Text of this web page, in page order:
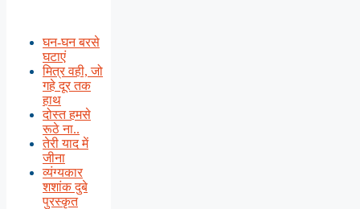
घन-घन बरसे
घटाएं
मित्र वही, जो
गहे दूर तक
हाथ
दोस्त हमसे
रूठे ना..
तेरी याद में
जीना
व्यंग्यकार
शशांक दुबे
पुरस्कृत